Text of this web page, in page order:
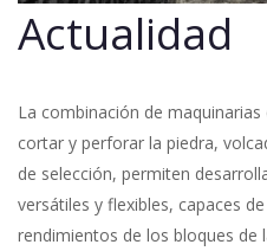
Actualidad
La combinación de
cortar y perforar la piedra,
de selección, permiten
versátiles y flexibles, capaces
rendimientos de los bloques de